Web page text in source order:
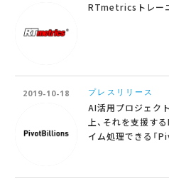
RTmetricsトレー
2019-10-18 プレスリリース
AI活用プロジェク
上、それを支援す
イム処理できる「